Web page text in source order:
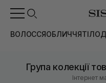
ВОЛОССЯОБЛИЧЧЯТІЛО
Група колекції
Інтернет